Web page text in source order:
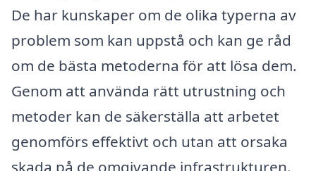
De har kunskaper om de olika typerna av
problem som kan uppstå och kan ge råd
om de bästa metoderna för att lösa dem.
Genom att använda rätt utrustning och
metoder kan de säkerställa att arbetet
genomförs effektivt och utan att orsaka
skada på de omgivande infrastrukturen.